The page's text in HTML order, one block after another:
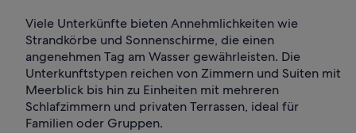
Viele Unterkünfte bieten Annehmlichkeiten wie
Strandkörbe und Sonnenschirme, die einen
angenehmen Tag am Wasser gewährleisten. Die
Unterkunftstypen reichen von Zimmern und Suiten mit
Meerblick bis hin zu Einheiten mit mehreren
Schlafzimmern und privaten Terrassen, ideal für
Familien oder Gruppen.